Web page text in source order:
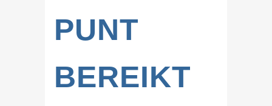
PUNT
BEREIKT